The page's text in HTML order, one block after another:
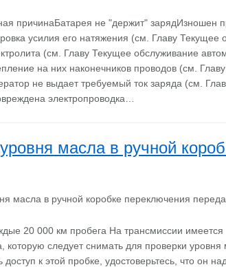
причинаБатарея не "держит" зарядИзношен
усилия его натяжения (см. Главу
(см. Главу Текущее обслуживание
на них наконечников проводов (см.
не выдает требуемый ток заряда (см.
электропроводка…
масла в ручной
20 000 км пробега На трансмиссии
которую следует снимать для проверки
доступ к этой пробке, удостоверьтесь, что он